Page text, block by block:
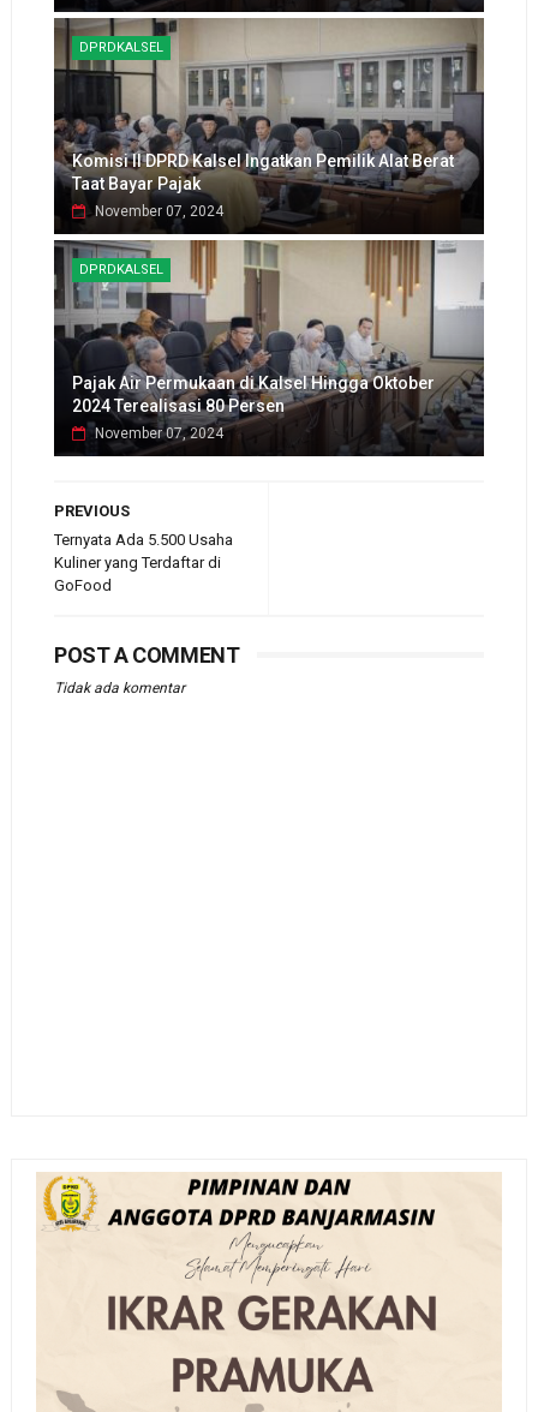
DPRDKALSEL
Komisi II DPRD Kalsel Ingatkan Pemilik Alat Berat
Taat Bayar Pajak
November 07, 2024
DPRDKALSEL
Pajak Air Permukaan di Kalsel Hingga Oktober
2024 Terealisasi 80 Persen
November 07, 2024
PREVIOUS
Ternyata Ada 5.500 Usaha
Kuliner yang Terdaftar di
GoFood
POST A COMMENT
Tidak ada komentar